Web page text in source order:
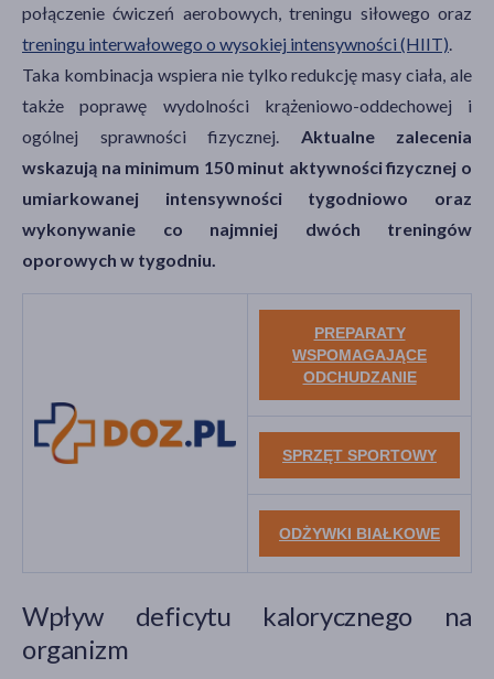
połączenie ćwiczeń aerobowych, treningu siłowego oraz
treningu interwałowego o wysokiej intensywności (HIIT).
Taka kombinacja wspiera nie tylko redukcję masy ciała, ale
także poprawę wydolności krążeniowo-oddechowej i
ogólnej sprawności fizycznej. Aktualne zalecenia
wskazują na minimum 150 minut aktywności fizycznej o
umiarkowanej intensywności tygodniowo oraz
wykonywanie co najmniej dwóch treningów
oporowych w tygodniu.
PREPARATY
WSPOMAGAJĄCE
ODCHUDZANIE
SPRZĘT SPORTOWY
ODŻYWKI BIAŁKOWE
Wpływ deficytu kalorycznego na
organizm